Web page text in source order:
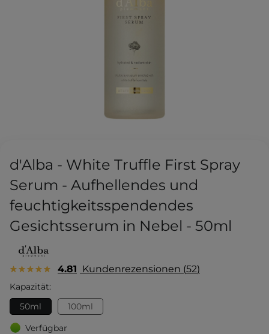
d'Alba - White Truffle First Spray
Serum - Aufhellendes und
feuchtigkeitsspendendes
Gesichtsserum in Nebel - 50ml
4.81 Kundenrezensionen 52
Kapazität:
50ml
100ml
Verfügbar